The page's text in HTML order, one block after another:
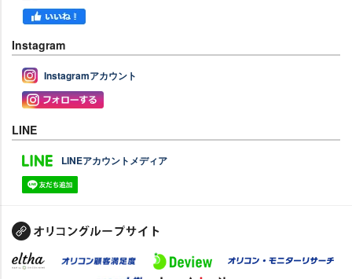
Instagram
Instagramアカウント
LINE
LINEアカウントメディア